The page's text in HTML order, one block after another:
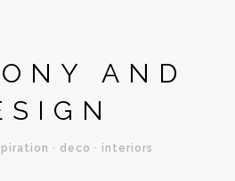
AND
· deco · interiors